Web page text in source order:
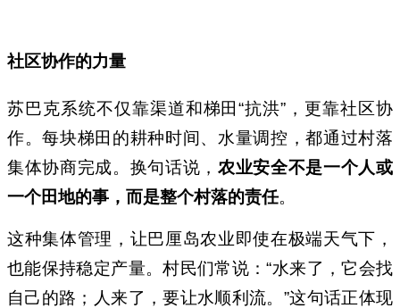
社区协作的力量
苏巴克系统不仅靠渠道和梯田“抗洪”，更靠社区协
作。每块梯田的耕种时间、水量调控，都通过村落
集体协商完成。换句话说， 农业安全不是一个人或
一个田地的事，而是整个村落的责任。
这种集体管理，让巴厘岛农业即使在极端天气下，
也能保持稳定产量。村民们常说：“水来了，它会找
自己的路；人来了，要让水顺利流。”这句话正体现